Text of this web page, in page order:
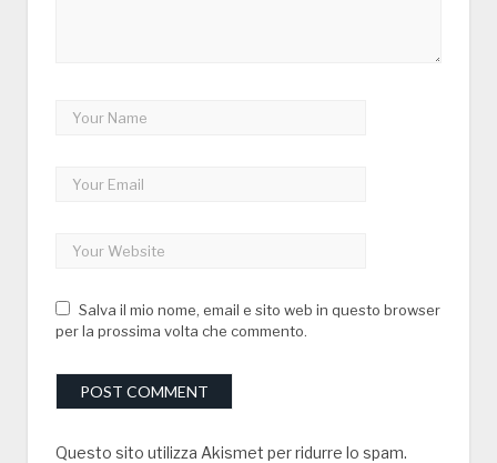
Salva il mio nome, email e sito web in questo browser
per la prossima volta che commento.
Questo sito utilizza Akismet per ridurre lo spam.